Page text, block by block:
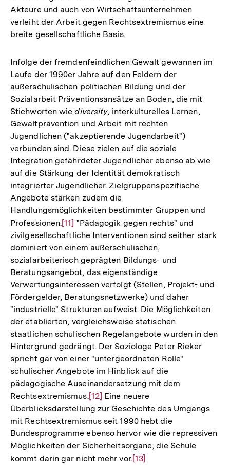
der
Fußnote
Akteure und auch von Wirtschaftsunternehmen
verleiht der Arbeit gegen Rechtsextremismus eine
breite gesellschaftliche Basis.
Infolge der fremdenfeindlichen Gewalt gewannen im
Laufe der 1990er Jahre auf den Feldern der
außerschulischen politischen Bildung und der
Sozialarbeit Präventionsansätze an Boden, die mit
Stichworten wiediversity, interkulturelles Lernen,
Gewaltprävention und Arbeit mit rechten
Jugendlichen ("akzeptierende Jugendarbeit")
verbunden sind. Diese zielen auf die soziale
Integration gefährdeter Jugendlicher ebenso ab wie
auf die Stärkung der Identität demokratisch
integrierter Jugendlicher. Zielgruppenspezifische
Angebote stärken zudem die
Handlungsmöglichkeiten bestimmter Gruppen und
Professionen.Zur
Auflösung
der
Fußnote
[11] "Pädagogik gegen rechts" und
zivilgesellschaftliche Interventionen sind seither stark
dominiert von einem außerschulischen,
sozialarbeiterisch geprägten Bildungs- und
Beratungsangebot, das eigenständige
Verwertungsinteressen verfolgt (Stellen, Projekt- und
Fördergelder, Beratungsnetzwerke) und daher
"industrielle" Strukturen aufweist. Die Möglichkeiten
der etablierten, vergleichsweise statischen
staatlichen schulischen Regelangebote wurden in den
Hintergrund gedrängt. Der Soziologe Peter Rieker
spricht gar von einer "untergeordneten Rolle"
schulischer Angebote im Hinblick auf die
pädagogische Auseinandersetzung mit dem
Rechtsextremismus.Zur
Auflösung
der
Fußnote
[12] Eine neuere
Überblicksdarstellung zur Geschichte des Umgangs
mit Rechtsextremismus seit 1990 hebt die
Bundesprogramme ebenso hervor wie die repressiven
Möglichkeiten der Sicherheitsorgane; die Schule
kommt darin gar nicht mehr vor.Zur
[13]